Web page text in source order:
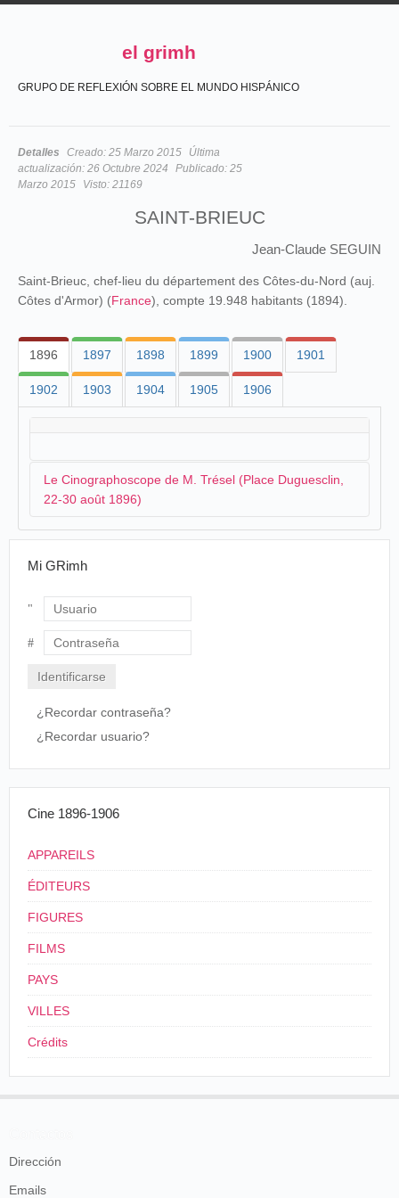
el grimh
GRUPO DE REFLEXIÓN SOBRE EL MUNDO HISPÁNICO
Detalles Creado: 25 Marzo 2015
Última
actualización: 26 Octubre 2024 Publicado: 25
Marzo 2015
Visto: 21169
SAINT-BRIEUC
Jean-Claude SEGUIN
Saint-Brieuc, chef-lieu du département des Côtes-du-Nord (auj.
Côtes d'Armor) (France), compte 19.948 habitants (1894).
1896 1897 1898 1899 1900 1901
1902 1903 1904 1905 1906
Le Cinographoscope de M. Trésel (Place Duguesclin,
22-30 août 1896)
1896, c'est évidemment la visite du Président de la
l'inauguration des séances du cinographoscope.
L'appareil, dont on peut penser qu'il est toujours entre
les mains deM. Trésel, arrive de
des Côtes-du-Nord
Le Cinographoscope.-Samedi 22 août, place
Photographies vivantes, grandeur naturelle.
heures, et le soir de 8 heures à 11 heures, de
Prix des places :
Réservées : 1 fr. ; secondes : 0 fr. 50 ; militaires
: 0 fr. 25.
Le Progrès des Côtes-du-Nord
août 1896, p. 3.
Précisons que les hebdomadaires, quoique datés du
dimanche, sont en vente dès le samedi. C'est grâce à
un autre périodique,
Nord
relatives aux programmes prévus :
Mi GRimh
Usuario
¿Recordar contraseña?
¿Recordar usuario?
Cine 1896-1906
APPAREILS
ÉDITEURS
FIGURES
FILMS
PAYS
VILLES
Crédits
Dirección
Emails